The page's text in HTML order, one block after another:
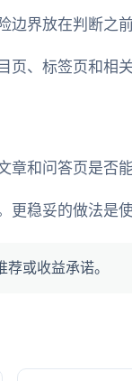
界放在判断之
、标签页和相
和问答页是否
稳妥的做法是
或收益承诺。